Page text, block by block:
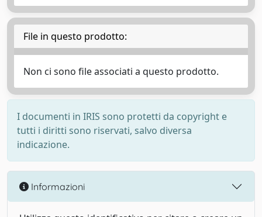
File in questo prodotto:
Non ci sono file associati a questo prodotto.
I documenti in IRIS sono protetti da copyright e
tutti i diritti sono riservati, salvo diversa
indicazione.
Informazioni